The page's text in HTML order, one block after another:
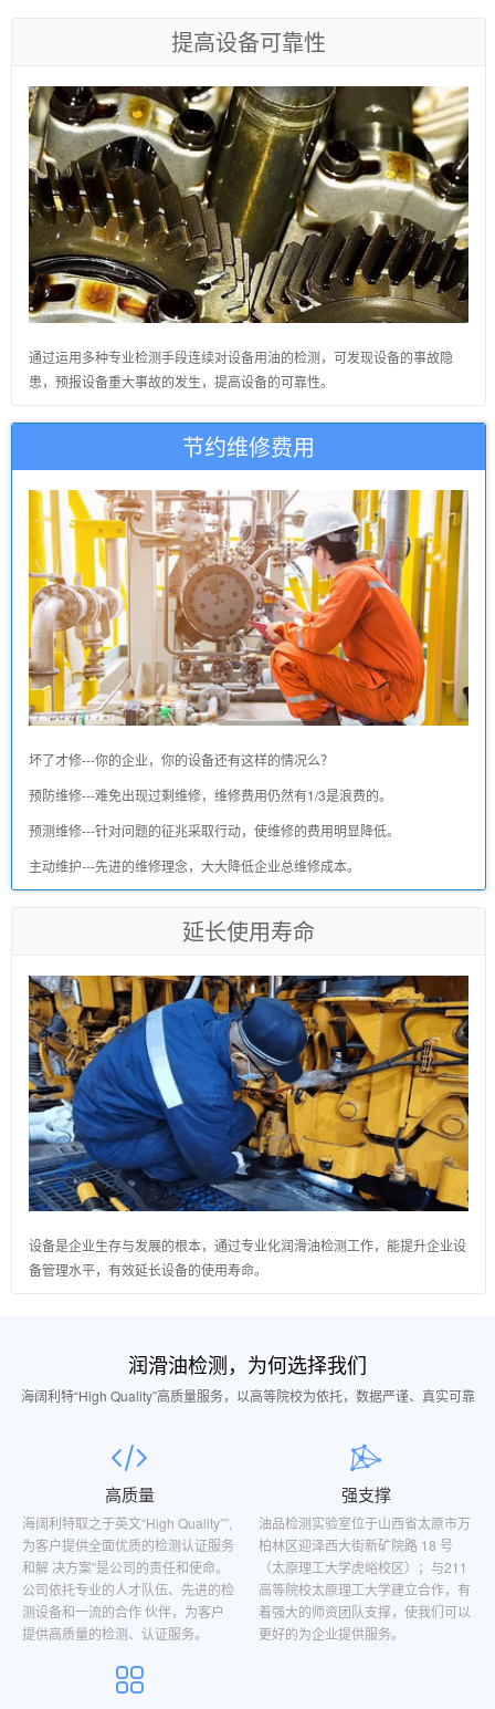
提高设备可靠性
通过运用多种专业检测手段连续对设备用油的检测，可发现设备的事故隐
患，预报设备重大事故的发生，提高设备的可靠性。
节约维修费用
坏了才修---你的企业，你的设备还有这样的情况么？
预防维修---难免出现过剩维修，维修费用仍然有1/3是浪费的。
预测维修---针对问题的征兆采取行动，使维修的费用明显降低。
主动维护---先进的维修理念，大大降低企业总维修成本。
延长使用寿命
设备是企业生存与发展的根本，通过专业化润滑油检测工作，能提升企业设
备管理水平，有效延长设备的使用寿命。
润滑油检测，为何选择我们
海阔利特“High Quality”高质量服务，以高等院校为依托，数据严谨、真实可靠
高质量
海阔利特取之于英文“High Quality””,
为客户提供全面优质的检测认证服务
和解 决方案”是公司的责任和使命。
公司依托专业的人才队伍、先进的检
测设备和一流的合作 伙伴，为客户
提供高质量的检测、认证服务。
强支撑
油品检测实验室位于山西省太原市万
柏林区迎泽西大街新矿院路 18 号
（太原理工大学虎峪校区）；与211
高等院校太原理工大学建立合作，有
着强大的师资团队支撑，使我们可以
更好的为企业提供服务。